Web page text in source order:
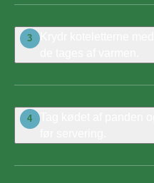
3
Krydr koteletterne
4
Tag kødet af panden